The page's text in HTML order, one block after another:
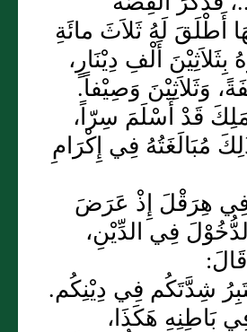
أَطْلَقَ لَهُ ثَلاَثَ مائَةِ
بِثَلاَثِيْنَ أَلْفِ دِيْنَارٍ،
وَثَلاَثِيْنَ وَصِيْفاً.
قَدْ أَسْلَمَ سِرّاً،
مُبَالَغَتُهُ فِي إِكْرَامِ
فِي هِرَقْلَ إِذْ عَرَضَ
فِي الدِّيْنِ،
شِدَّتَكُم فِي دِيْنِكُم.
بَاطِنِهِ هَكَذَا،